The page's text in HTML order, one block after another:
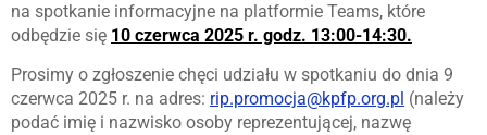
na spotkanie informacyjne na platformie Teams, które
odbędzie się 10 czerwca 2025 r. godz. 13:00-14:30.
Prosimy o zgłoszenie chęci udziału w spotkaniu do dnia 9
czerwca 2025 r. na adres: rip.promocja@kpfp.org.pl (należy
podać imię i nazwisko osoby reprezentującej, nazwę